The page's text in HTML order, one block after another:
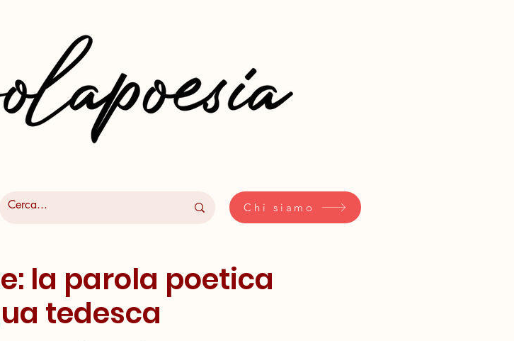
Chi siamo
la parola poetica
tedesca